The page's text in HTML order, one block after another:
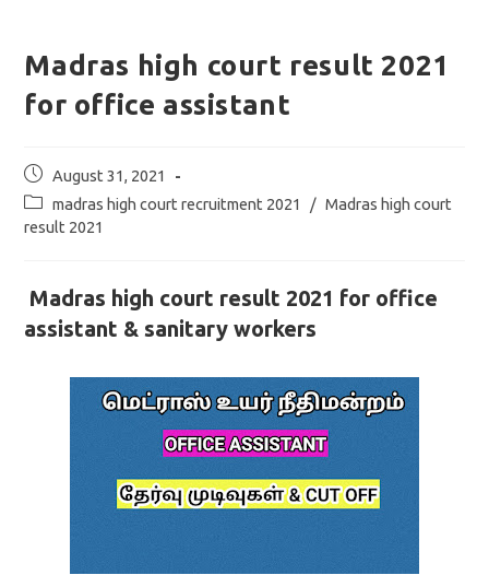
Madras high court result 2021
for office assistant
Post
published:
August 31, 2021
Post
category:
madras high court recruitment 2021 / Madras high court
result 2021
Madras high court result 2021 for office
assistant & sanitary workers